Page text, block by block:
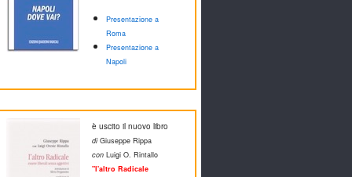
Presentazione a
Roma
Presentazione a
Napoli
è uscito il nuovo libro
diGiuseppe Rippa
con Luigi O. Rintallo
"l'altro Radicale